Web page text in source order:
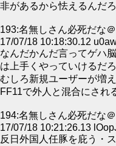
非があるから怯えるんだ
193:名無しさん必死だな
17/07/18 10:18:30.12
なんだかんだ言ってゲハ
は上手くやっていけるだ
むしろ新規ユーザーが増
FF11で外人と混合にされ
194:名無しさん必死だな
17/07/18 10:21:26.13
反日外国人任豚を庇う・